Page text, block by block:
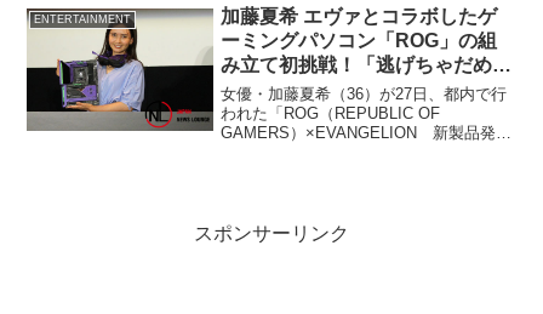
月に四代目猿之助を襲名し、この...
ENTERTAINMENT
加藤夏希 エヴァとコラボしたゲ
ーミングパソコン「ROG」の組
み立て初挑戦！「逃げちゃだめ
だ！逃げちゃだめだ！」と自身を
鼓舞
女優・加藤夏希（36）が27日、都内で行
われた「ROG（REPUBLIC OF
GAMERS）×EVANGELION 新製品発表
スポンサーリンク